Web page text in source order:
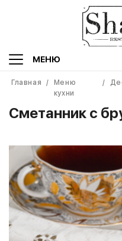
МЕНЮ
Главная /
Меню
кухни
/
Сметанник с